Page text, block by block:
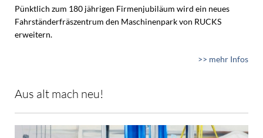
Pünktlich zum 180 jährigen Firmenjubiläum wird ein neues
Fahrständerfräszentrum den Maschinenpark von RUCKS
erweitern.
>> mehr Infos
Aus alt mach neu!